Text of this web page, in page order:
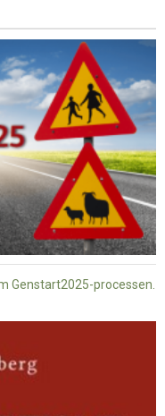
Genstart2025-processen.